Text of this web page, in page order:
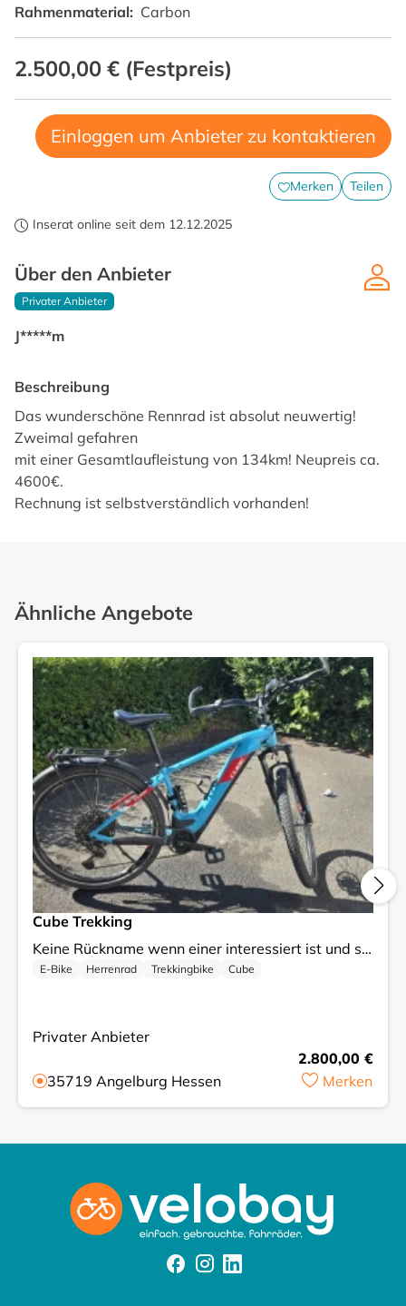
Rahmenmaterial: Carbon
2.500,00 € (Festpreis)
Einloggen um Anbieter zu kontaktieren
Merken Teilen
Inserat online seit dem 12.12.2025
Über den Anbieter
Privater Anbieter
J*****m
Beschreibung
Das wunderschöne Rennrad ist absolut neuwertig!
Zweimal gefahren
mit einer Gesamtlaufleistung von 134km! Neupreis ca.
4600€.
Rechnung ist selbstverständlich vorhanden!
Ähnliche Angebote
Cube Trekking
Keine Rückname wenn einer interessiert ist und sich meldet und möchte diesen Bike haben ist eine Rückname Ausgeschlossen Nur Abholung vor Ort Nur Barzahlung vor Ort Kein Versand Ich verkaufe mein Trekkingbike, das sich in einem gebrauchten, aber gut erhaltenen Zustand befindet. Es ist eine ideale Wahl für alle, die gerne längere Strecken zurücklegen und dabei Komfort und Stabilität genießen möchten. Die Preisgestaltung ist fest, was bedeutet, dass Sie sofort kaufen können, ohne auf Gebote warten zu müssen. Es handelt sich um ein zuverlässiges Fahrrad, das bereit ist, neue Abenteuer mit Ihnen zu erleben. Bei Fragen oder für weitere Informationen stehe ich Ihnen gerne zur Verfügung!
E-Bike Herrenrad Trekkingbike Cube
Privater Anbieter
2.800,00 €
35719 Angelburg Hessen Merken
FacebookInstagram